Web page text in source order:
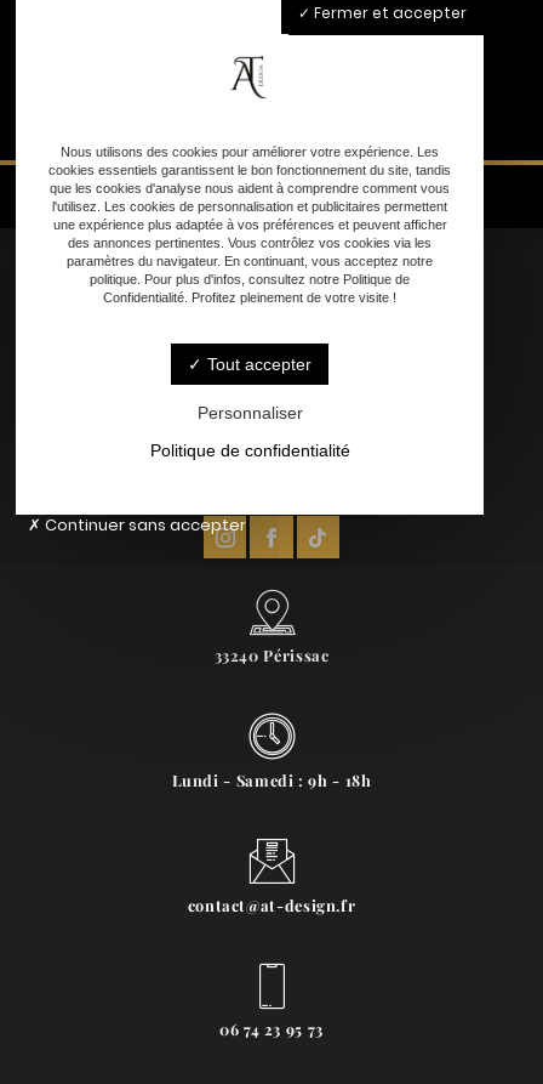
Accueil
Nos Services
Contact
33240 Périssac
Lundi - Samedi : 9h - 18h
contact@at-design.fr
06 74 23 95 73
Fermer et accepter
Nous utilisons des cookies pour améliorer votre expérience. Les
cookies essentiels garantissent le bon fonctionnement du site, tandis
que les cookies d'analyse nous aident à comprendre comment vous
l'utilisez. Les cookies de personnalisation et publicitaires permettent
une expérience plus adaptée à vos préférences et peuvent afficher
des annonces pertinentes. Vous contrôlez vos cookies via les
paramètres du navigateur. En continuant, vous acceptez notre
politique. Pour plus d'infos, consultez notre Politique de
Confidentialité. Profitez pleinement de votre visite !
Tout accepter
Personnaliser
Politique de confidentialité
Continuer sans accepter